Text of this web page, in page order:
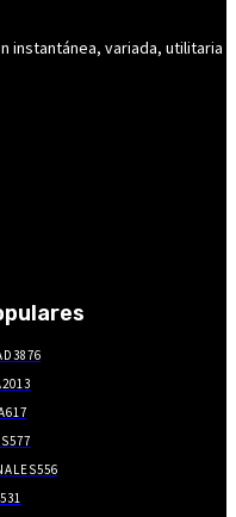
instantánea, variada, utilitaria
3876
2013
617
577
556
531